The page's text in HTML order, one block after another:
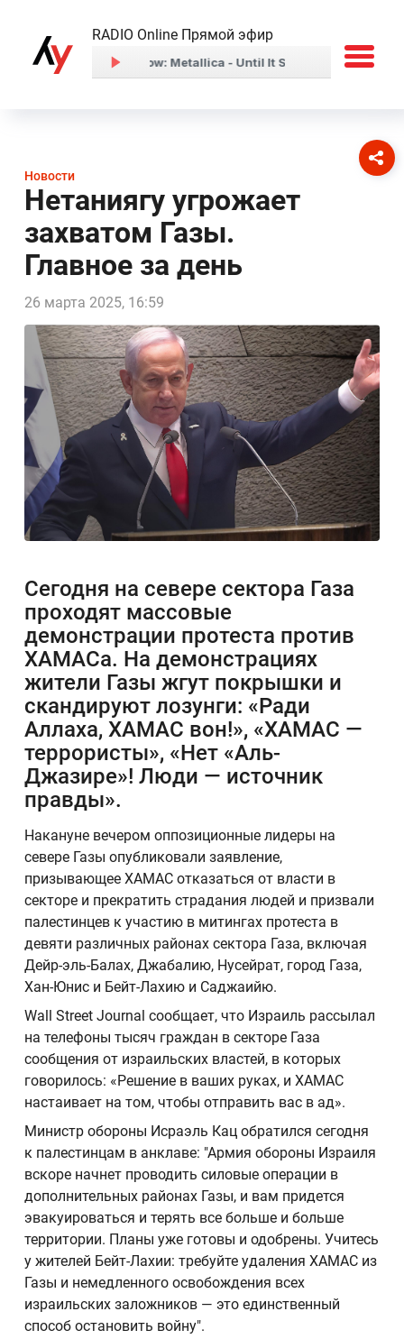
RADIO Online Прямой эфир
Новости
Нетаниягу угрожает
захватом Газы.
Главное за день
26 марта 2025, 16:59
Сегодня на севере сектора Газа
проходят массовые
демонстрации протеста против
ХАМАСа. На демонстрациях
жители Газы жгут покрышки и
скандируют лозунги: «Ради
Аллаха, ХАМАС вон!», «ХАМАС —
террористы», «Нет «Аль-
Джазире»! Люди — источник
правды».
Накануне вечером оппозиционные лидеры на
севере Газы опубликовали заявление,
призывающее ХАМАС отказаться от власти в
секторе и прекратить страдания людей и призвали
палестинцев к участию в митингах протеста в
девяти различных районах сектора Газа, включая
Дейр-эль-Балах, Джабалию, Нусейрат, город Газа,
Хан-Юнис и Бейт-Лахию и Саджаийю.
Wall Street Journal сообщает, что Израиль рассылал
на телефоны тысяч граждан в секторе Газа
сообщения от израильских властей, в которых
говорилось: «Решение в ваших руках, и ХАМАС
настаивает на том, чтобы отправить вас в ад».
Министр обороны Исраэль Кац обратился сегодня
к палестинцам в анклаве: "Армия обороны Израиля
вскоре начнет проводить силовые операции в
дополнительных районах Газы, и вам придется
эвакуироваться и терять все больше и больше
территории. Планы уже готовы и одобрены. Учитесь
у жителей Бейт-Лахии: требуйте удаления ХАМАС из
Газы и немедленного освобождения всех
израильских заложников — это единственный
способ остановить войну".